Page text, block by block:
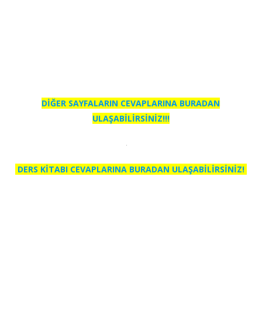
DİĞER SAYFALARIN CEVAPLARINA BURADAN
ULAŞABİLİRSİNİZ!!!
DERS KİTABI CEVAPLARINA BURADAN ULAŞABİLİRSİNİZ!